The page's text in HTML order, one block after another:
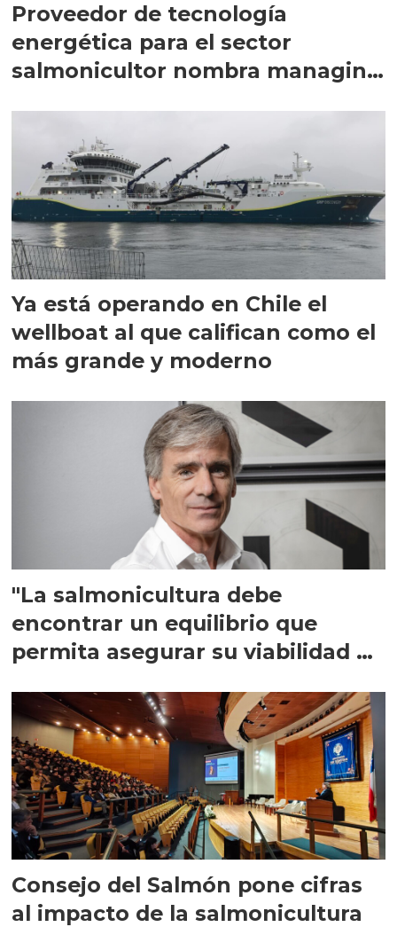
Proveedor de tecnología
energética para el sector
salmonicultor nombra managing
Ya está operando en Chile el
wellboat al que califican como el
más grande y moderno
"La salmonicultura debe
encontrar un equilibrio que
permita asegurar su viabilidad de
Consejo del Salmón pone cifras
al impacto de la salmonicultura